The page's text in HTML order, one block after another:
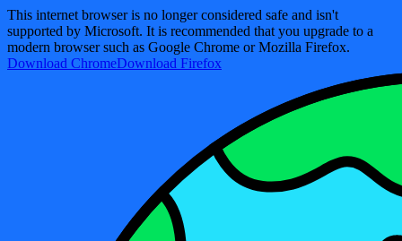
This internet browser is no longer considered safe and isn't
supported by Microsoft. It is recommended that you upgrade to a
modern browser such as Google Chrome or Mozilla Firefox.
Download ChromeDownload Firefox